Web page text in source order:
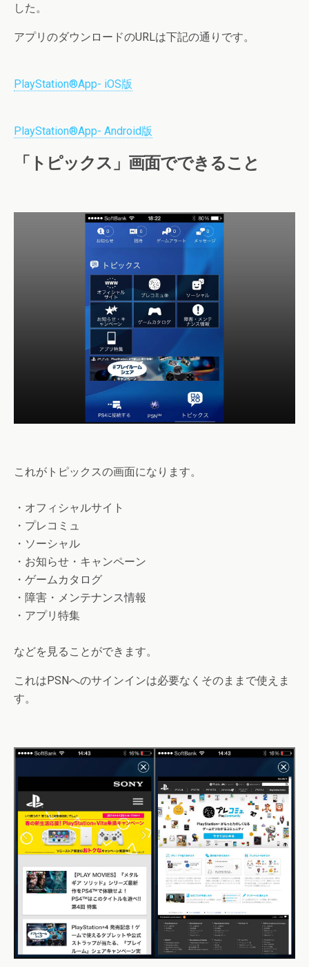
した。
アプリのダウンロードのURLは下記の通りです。
PlayStation®App- iOS版
PlayStation®App- Android版
「トピックス」画面でできること
これがトピックスの画面になります。
・オフィシャルサイト
・プレコミュ
・ソーシャル
・お知らせ・キャンペーン
・ゲームカタログ
・障害・メンテナンス情報
・アプリ特集
などを見ることができます。
これはPSNへのサインインは必要なくそのままで使えま
す。